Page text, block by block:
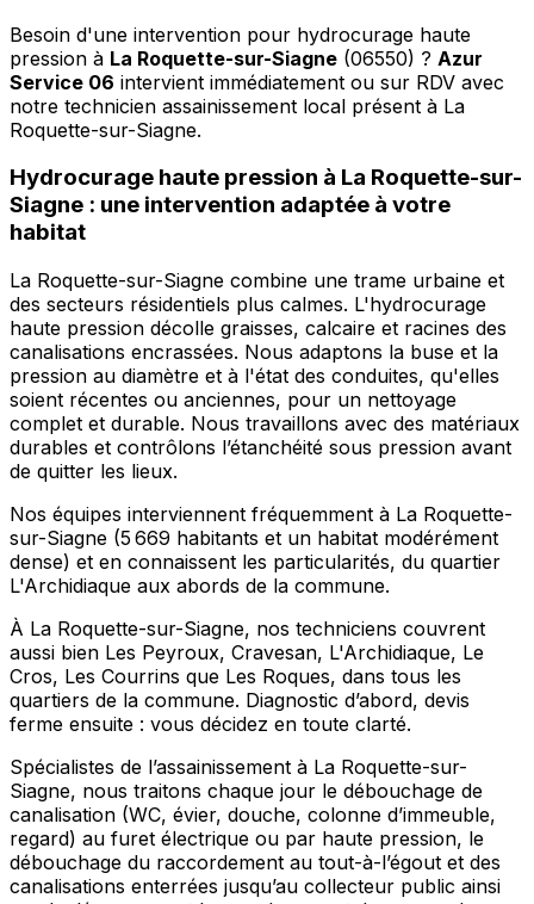
Besoin d'une intervention pour hydrocurage haute
pression à La Roquette-sur-Siagne (06550) ? Azur
Service 06 intervient immédiatement ou sur RDV avec
notre technicien assainissement local présent à La
Roquette-sur-Siagne.
Hydrocurage haute pression à La Roquette-sur-
Siagne : une intervention adaptée à votre
habitat
La Roquette-sur-Siagne combine une trame urbaine et
des secteurs résidentiels plus calmes. L'hydrocurage
haute pression décolle graisses, calcaire et racines des
canalisations encrassées. Nous adaptons la buse et la
pression au diamètre et à l'état des conduites, qu'elles
soient récentes ou anciennes, pour un nettoyage
complet et durable. Nous travaillons avec des matériaux
durables et contrôlons l’étanchéité sous pression avant
de quitter les lieux.
Nos équipes interviennent fréquemment à La Roquette-
sur-Siagne (5 669 habitants et un habitat modérément
dense) et en connaissent les particularités, du quartier
L'Archidiaque aux abords de la commune.
À La Roquette-sur-Siagne, nos techniciens couvrent
aussi bien Les Peyroux, Cravesan, L'Archidiaque, Le
Cros, Les Courrins que Les Roques, dans tous les
quartiers de la commune. Diagnostic d’abord, devis
ferme ensuite : vous décidez en toute clarté.
Spécialistes de l’assainissement à La Roquette-sur-
Siagne, nous traitons chaque jour le débouchage de
canalisation (WC, évier, douche, colonne d’immeuble,
regard) au furet électrique ou par haute pression, le
débouchage du raccordement au tout-à-l’égout et des
canalisations enterrées jusqu’au collecteur public ainsi